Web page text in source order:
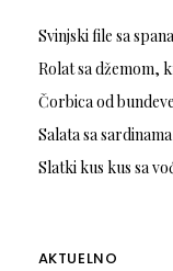
Svinjski file sa
Rolat sa džemom,
Čorbica od
Salata sa
Slatki kus kus sa
AKTUELNO